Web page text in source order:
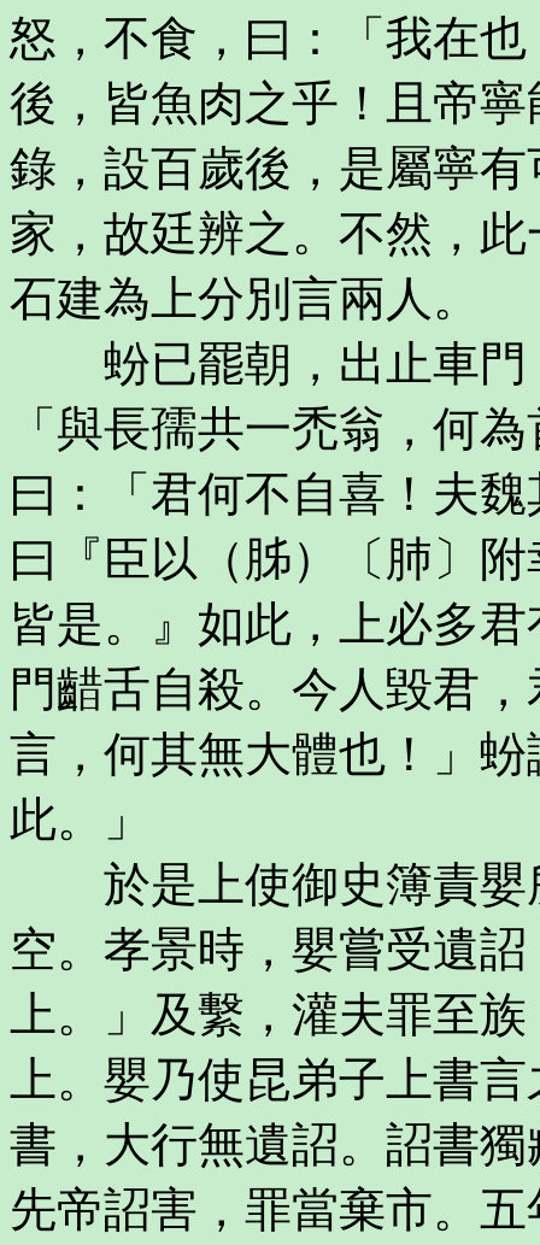
怒，不食，曰：「我在
後，皆魚肉之乎！且帝
錄，設百歲後，是屬寧
家，故廷辨之。不然，
石建為上分別言兩人。
蚡已罷朝，出止車門
「與長孺共一禿翁，何
曰：「君何不自喜！夫
曰『臣以（胏）〔肺〕
皆是。』如此，上必多
門齰舌自殺。今人毀君
言，何其無大體也！」
此。」
於是上使御史簿責嬰
空。孝景時，嬰嘗受遺
上。」及繫，灌夫罪至
上。嬰乃使昆弟子上書
書，大行無遺詔。詔書
先帝詔害，罪當棄市。